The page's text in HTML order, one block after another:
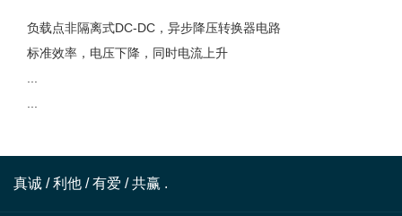
负载点非隔离式DC-DC，异步降压转换器电路
标准效率，电压下降，同时电流上升
真诚 / 利他 / 有爱 / 共赢 .